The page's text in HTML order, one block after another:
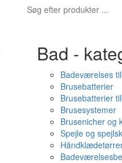
Bad -
Badeværelses
Brusebatterier
Brusebatterier
Brusesystemer
Brusenicher og
Spejle og